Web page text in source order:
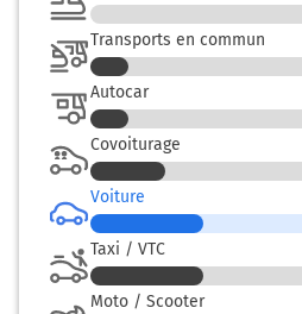
Transports en commun
Autocar
Covoiturage
Voiture
Taxi / VTC
Moto / Scooter